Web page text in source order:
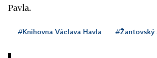
Pavla.
#Knihovna Václava Havla #Žantovský